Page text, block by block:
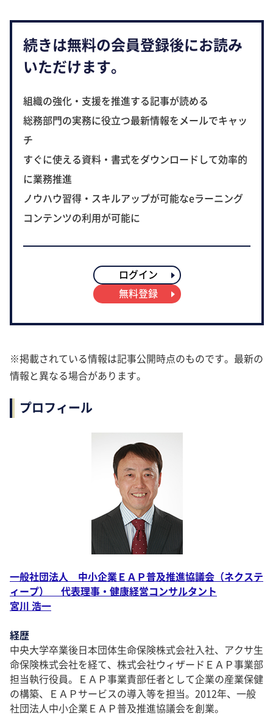
続きは無料の会員登録後にお読み
いただけます。
組織の強化・支援を推進する記事が読める
総務部門の実務に役立つ最新情報をメールでキャッ
チ
すぐに使える資料・書式をダウンロードして効率的
に業務推進
ノウハウ習得・スキルアップが可能なeラーニング
コンテンツの利用が可能に
ログイン
無料登録
※掲載されている情報は記事公開時点のものです。最新の
情報と異なる場合があります。
プロフィール
一般社団法人 中小企業ＥＡＰ普及推進協議会（ネクステ
ィープ） 代表理事・健康経営コンサルタント
宮川 浩一
経歴
中央大学卒業後日本団体生命保険株式会社入社、アクサ生
命保険株式会社を経て、株式会社ウィザードＥＡＰ事業部
担当執行役員。ＥＡＰ事業責部任者として企業の産業保健
の構築、ＥＡＰサービスの導入等を担当。2012年、一般
社団法人中小企業ＥＡＰ普及推進協議会を創業。